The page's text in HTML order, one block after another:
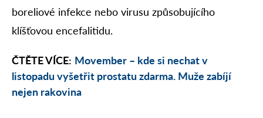
boreliové infekce nebo virusu způsobujícího
klíšťovou encefalitidu.
ČTĚTE VÍCE: Movember – kde si nechat v
listopadu vyšetřit prostatu zdarma. Muže zabíjí
nejen rakovina